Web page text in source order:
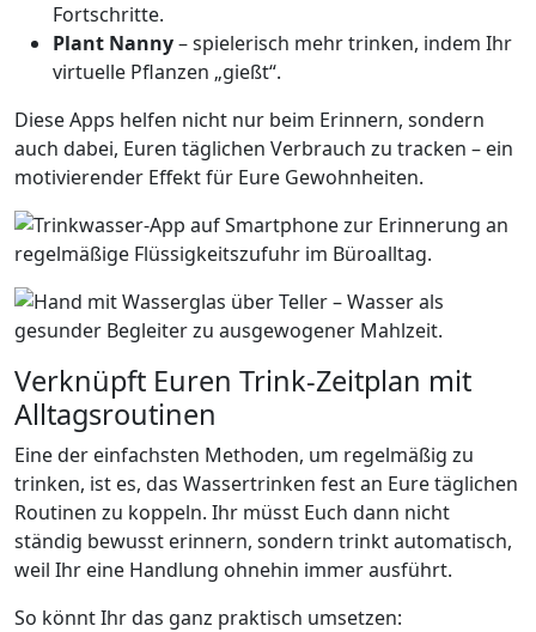
Fortschritte.
Plant Nanny– spielerisch mehr trinken, indem Ihr
virtuelle Pflanzen „gießt“.
Diese Apps helfen nicht nur beim Erinnern, sondern
auch dabei, Euren täglichen Verbrauch zu tracken – ein
motivierender Effekt für Eure Gewohnheiten.
Verknüpft Euren Trink-Zeitplan mit
Alltagsroutinen
Eine der einfachsten Methoden, um regelmäßig zu
trinken, ist es, das Wassertrinken fest an Eure täglichen
Routinen zu koppeln. Ihr müsst Euch dann nicht
ständig bewusst erinnern, sondern trinkt automatisch,
weil Ihr eine Handlung ohnehin immer ausführt.
So könnt Ihr das ganz praktisch umsetzen: